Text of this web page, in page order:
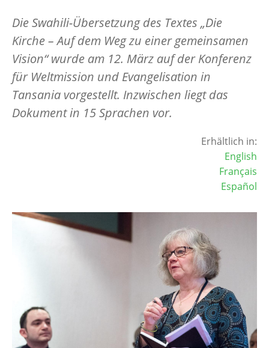
Die Swahili-Übersetzung des Textes „Die
Kirche – Auf dem Weg zu einer gemeinsamen
Vision“ wurde am 12. März auf der Konferenz
für Weltmission und Evangelisation in
Tansania vorgestellt. Inzwischen liegt das
Dokument in 15 Sprachen vor.
Erhältlich in:
English
Français
Español
Image